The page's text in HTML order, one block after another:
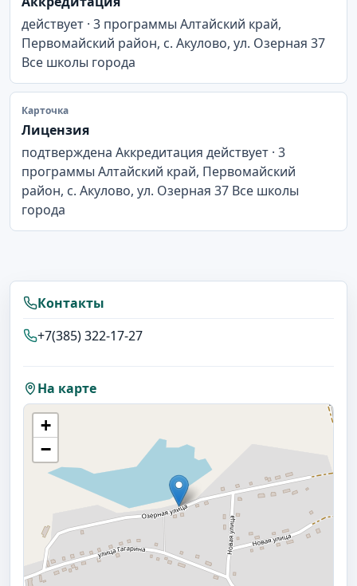
действует · 3 программы Алтайский край,
Первомайский район, с. Акулово, ул. Озерная 37
Все школы города
Карточка
Лицензия
подтверждена Аккредитация действует · 3
программы Алтайский край, Первомайский
район, с. Акулово, ул. Озерная 37 Все школы
города
Контакты
+7(385) 322-17-27
На карте
+
−